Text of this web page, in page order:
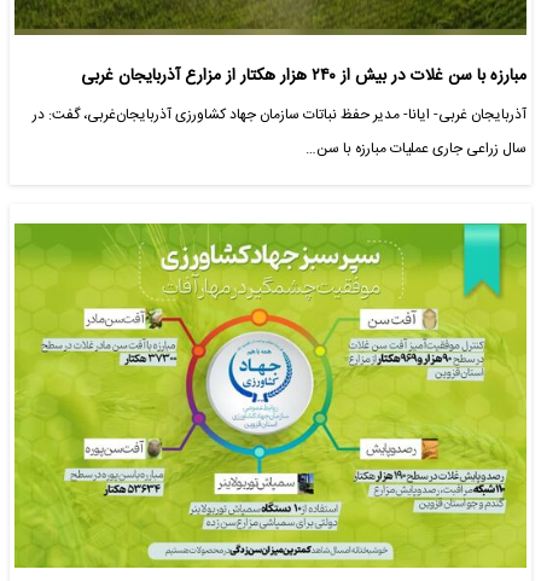
مبارزه با سن غلات در بیش از ۲۴۰ هزار هکتار از مزارع آذربایجان غربی
آذربایجان غربی- ایانا- مدیر حفظ نباتات سازمان جهاد کشاورزی آذربایجان‌غربی، گفت: در
سال زراعی جاری عملیات مبارزه با سن…